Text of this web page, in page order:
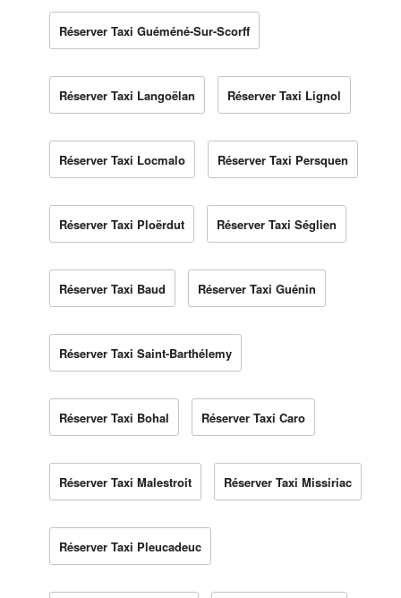
Réserver Taxi Guéméné-Sur-Scorff
Réserver Taxi Langoëlan Réserver Taxi Lignol
Réserver Taxi Locmalo Réserver Taxi Persquen
Réserver Taxi Ploërdut Réserver Taxi Séglien
Réserver Taxi Baud Réserver Taxi Guénin
Réserver Taxi Saint-Barthélemy
Réserver Taxi Bohal Réserver Taxi Caro
Réserver Taxi Malestroit Réserver Taxi Missiriac
Réserver Taxi Pleucadeuc